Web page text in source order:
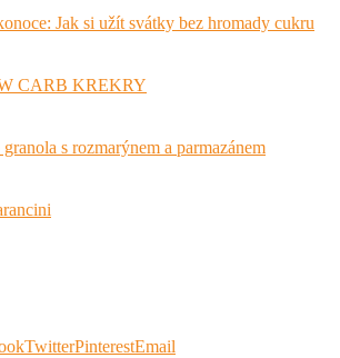
Jak si užít svátky bez hromady cukru
CARB KREKRY
s rozmarýnem a parmazánem
TwitterPinterestEmail